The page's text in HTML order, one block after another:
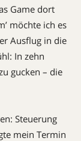
Game dort
möchte ich es
Ausflug in die
In zehn
gucken – die
Steuerung
mein Termin